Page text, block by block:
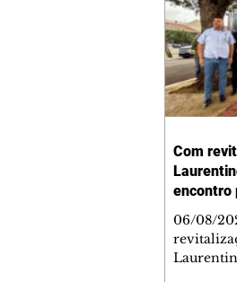
Com
encontro
Jardim
06/08/